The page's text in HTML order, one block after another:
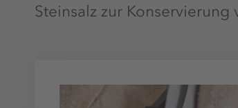
Steinsalz zur Konservierung